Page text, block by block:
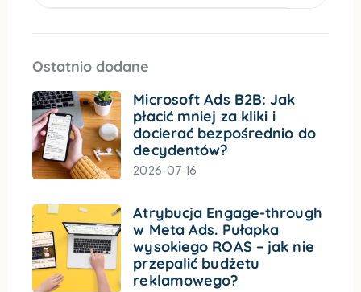
Ostatnio dodane
Microsoft Ads B2B: Jak
płacić mniej za kliki i
docierać bezpośrednio do
decydentów?
2026-07-16
Atrybucja Engage-through
w Meta Ads. Pułapka
wysokiego ROAS – jak nie
przepalić budżetu
reklamowego?